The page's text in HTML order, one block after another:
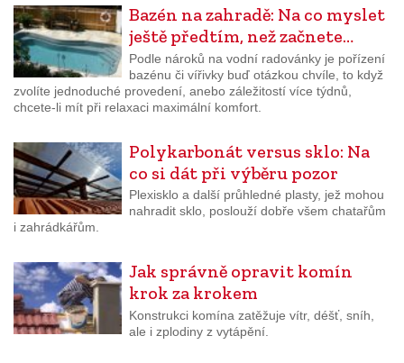
Bazén na zahradě: Na co myslet
ještě předtím, než začnete…
Podle nároků na vodní radovánky je pořízení
bazénu či vířivky buď otázkou chvíle, to když
zvolíte jednoduché provedení, anebo záležitostí více týdnů,
chcete-li mít při relaxaci maximální komfort.
Polykarbonát versus sklo: Na
co si dát při výběru pozor
Plexisklo a další průhledné plasty, jež mohou
nahradit sklo, poslouží dobře všem chatařům
i zahrádkářům.
Jak správně opravit komín
krok za krokem
Konstrukci komína zatěžuje vítr, déšť, sníh,
ale i zplodiny z vytápění.